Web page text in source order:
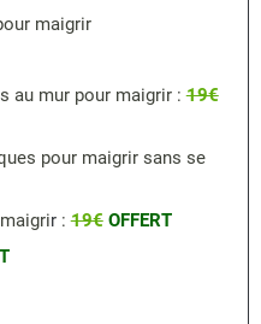
maigrir
au mur pour maigrir : 19€
pour maigrir sans se
r : 19€OFFERT